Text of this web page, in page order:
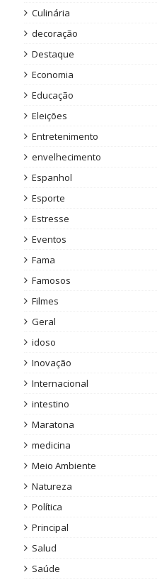
Culinária
decoração
Destaque
Economia
Educação
Eleições
Entretenimento
envelhecimento
Espanhol
Esporte
Estresse
Eventos
Fama
Famosos
Filmes
Geral
idoso
Inovação
Internacional
intestino
Maratona
medicina
Meio Ambiente
Natureza
Política
Principal
Salud
Saúde